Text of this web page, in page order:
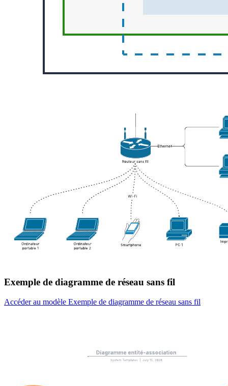
Exemple de diagramme de réseau sans fil
Accéder au modèle Exemple de diagramme de réseau sans fil